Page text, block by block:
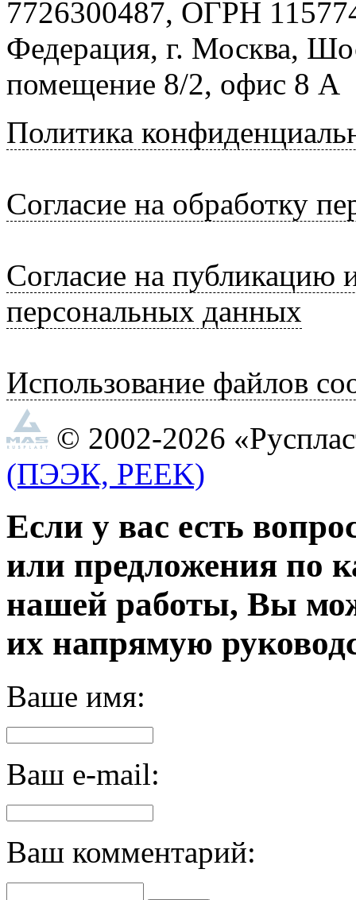
7726300487, ОГРН
Федерация, г. Москва,
помещение 8/2, офис 8 А
Политика
Согласие на обработку
Согласие на публикацию
персональных данных
Использование файлов
© 2002-2026
(ПЭЭК, PEEK)
Если у вас есть
или предложения по
нашей работы, Вы
их напрямую
Ваше имя:
Ваш e-mail:
Ваш комментарий: